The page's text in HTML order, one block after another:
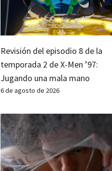
Revisión del episodio 8 de la
temporada 2 de X-Men ’97:
Jugando una mala mano
6 de agosto de 2026